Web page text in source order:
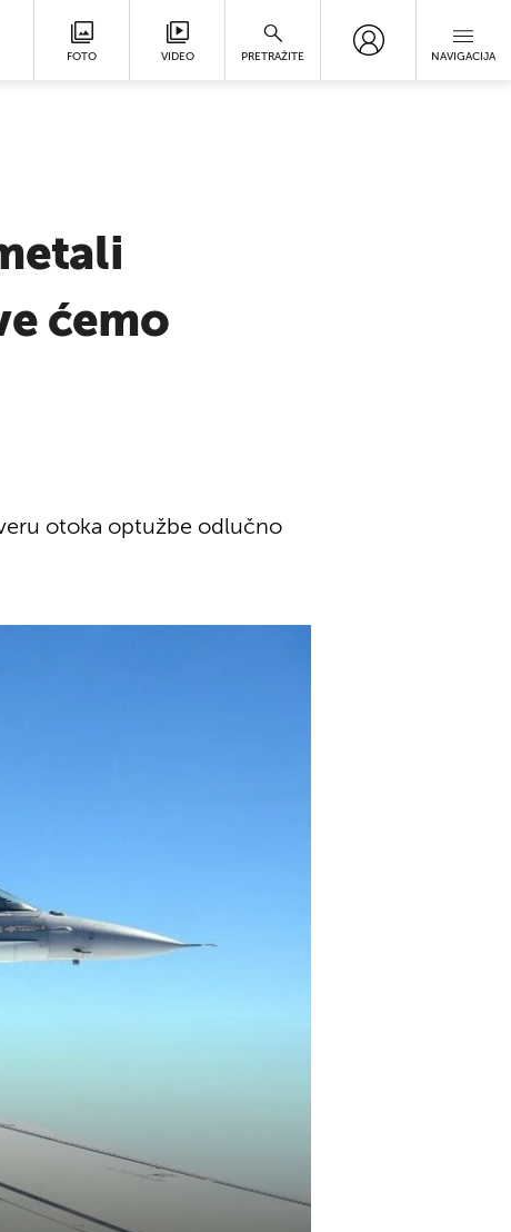
FOTO VIDEO PRETRAŽITE NAVIGACIJA
ćemo
otoka optužbe odlučno